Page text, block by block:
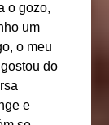
o gozo,
um
o meu
do
e